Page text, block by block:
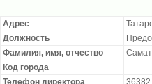
Адрес
Должность
Фамилия, имя, отчество
Код города
Телефон директора
36382